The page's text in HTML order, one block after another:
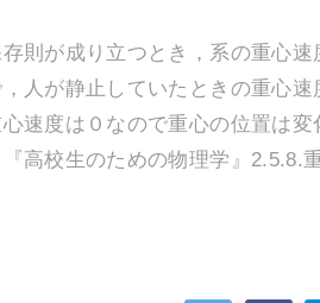
則が成り立つとき，系の重心
人が静止していたときの重心
速度は０なので重心の位置は変
高校生のための物理学』2.5.8.